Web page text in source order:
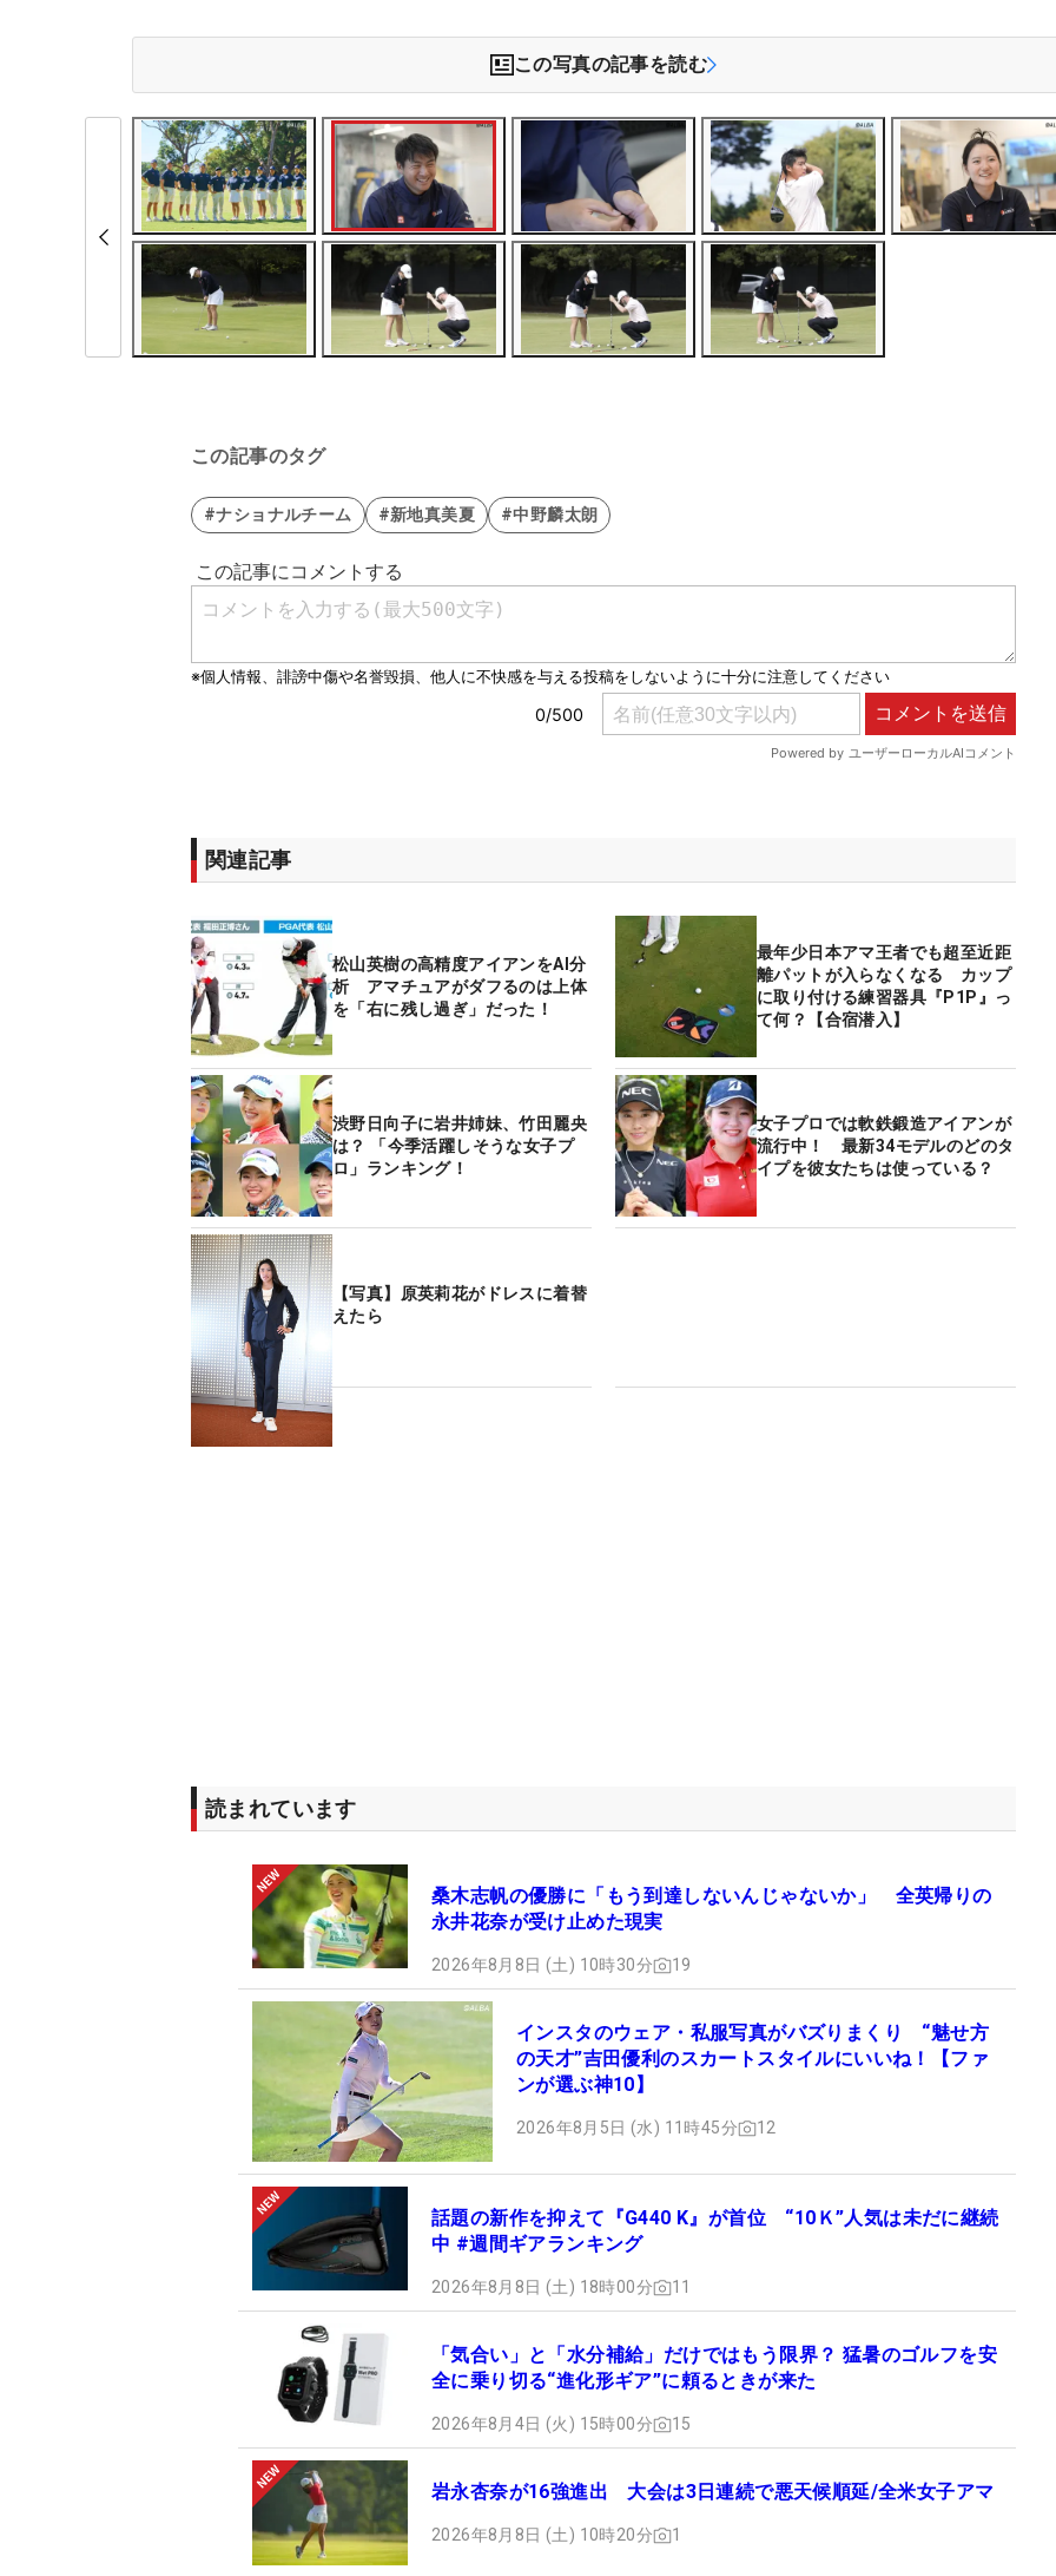
この写真の記事を読む
この記事のタグ
#ナショナルチーム #新地真美夏 #中野麟太朗
関連記事
松山英樹の高精度アイアンをAI分
析 アマチュアがダフるのは上体
を「右に残し過ぎ」だった！
最年少日本アマ王者でも超至近距
離パットが入らなくなる カップ
に取り付ける練習器具『P1P』っ
て何？【合宿潜入】
渋野日向子に岩井姉妹、竹田麗央
は？ 「今季活躍しそうな女子プ
ロ」ランキング！
女子プロでは軟鉄鍛造アイアンが
流行中！ 最新34モデルのどのタ
イプを彼女たちは使っている？
【写真】原英莉花がドレスに着替
えたら
読まれています
桑木志帆の優勝に「もう到達しないんじゃないか」 全英帰りの
永井花奈が受け止めた現実
2026年8月8日 (土) 10時30分 19
インスタのウェア・私服写真がバズりまくり “魅せ方
の天才”吉田優利のスカートスタイルにいいね！【ファ
ンが選ぶ神10】
2026年8月5日 (水) 11時45分 12
話題の新作を抑えて『G440 K』が首位 “10Ｋ”人気は未だに継続
中 #週間ギアランキング
2026年8月8日 (土) 18時00分 11
「気合い」と「水分補給」だけではもう限界？ 猛暑のゴルフを安
全に乗り切る“進化形ギア”に頼るときが来た
2026年8月4日 (火) 15時00分 15
岩永杏奈が16強進出 大会は3日連続で悪天候順延/全米女子アマ
2026年8月8日 (土) 10時20分 1